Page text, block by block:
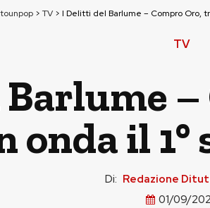
> TV > I Delitti del Barlume – Compro Oro,
TV
onda il
Di: Redazione
01/09/